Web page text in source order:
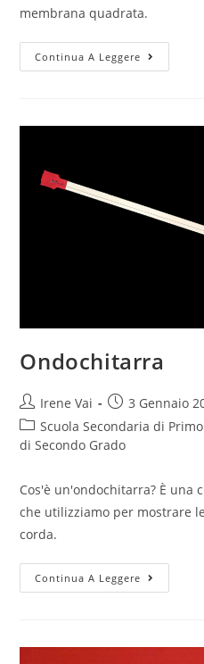
membrana quadrata.
Continua A Leggere
Ondochitarra
Post
author:
Irene Vai
Post
published:
3 Gennaio
Post
category:
Scuola Secondaria di
di Secondo Grado
Cos'è un'ondochitarra? È
che utilizziamo per mostrare
corda.
Continua A Leggere